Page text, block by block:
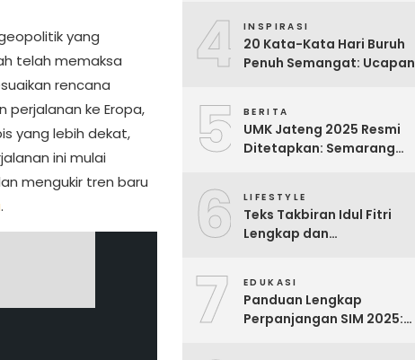
yang
telah memaksa
rencana
perjalanan ke Eropa,
yang lebih dekat,
ini mulai
mengukir tren baru
.
4 INSPIRASI
20 Kata-Kata Hari Buruh
Penuh Semangat: Ucapan
5 BERITA
UMK Jateng 2025 Resmi
Ditetapkan: Semarang
6 LIFESTYLE
Teks Takbiran Idul Fitri
Lengkap dan
7 EDUKASI
Panduan Lengkap
Perpanjangan SIM 2025: